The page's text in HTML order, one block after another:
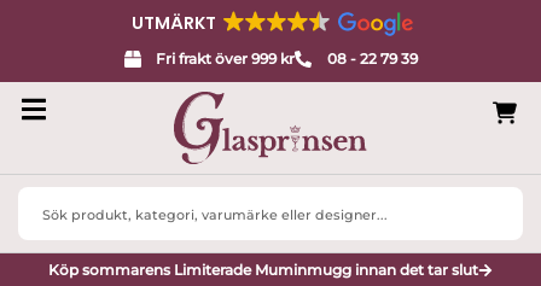
UTMÄRKT
Fri frakt över 999 kr 08 - 22 79 39
Search
Köp sommarens Limiterade Muminmugg innan det tar slut